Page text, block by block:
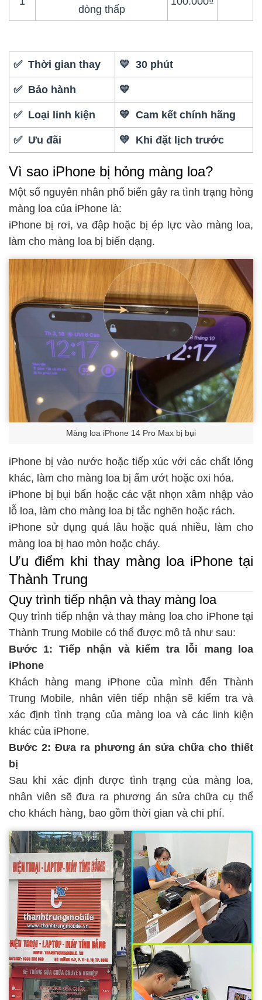
dòng thấp
✅ Thời gian thay 💛 30 phút
✅ Bảo hành 💛
✅ Loại linh kiện 💛 Cam kết chính hãng
✅ Ưu đãi 💛 Khi đặt lịch trước
Vì sao iPhone bị hỏng màng loa?
Một số nguyên nhân phổ biến gây ra tình trạng hỏng
màng loa của iPhone là:
iPhone bị rơi, va đập hoặc bị ép lực vào màng loa,
làm cho màng loa bị biến dạng.
Màng loa iPhone 14 Pro Max bị bụi
iPhone bị vào nước hoặc tiếp xúc với các chất lỏng
khác, làm cho màng loa bị ẩm ướt hoặc oxi hóa.
iPhone bị bụi bẩn hoặc các vật nhọn xâm nhập vào
lỗ loa, làm cho màng loa bị tắc nghẽn hoặc rách.
iPhone sử dụng quá lâu hoặc quá nhiều, làm cho
màng loa bị hao mòn hoặc cháy.
Ưu điểm khi thay màng loa iPhone tại
Thành Trung
Quy trình tiếp nhận và thay màng loa
Quy trình tiếp nhận và thay màng loa cho iPhone tại
Thành Trung Mobile có thể được mô tả như sau:
Bước 1: Tiếp nhận và kiểm tra lỗi mang loa
iPhone
Khách hàng mang iPhone của mình đến Thành
Trung Mobile, nhân viên tiếp nhận sẽ kiểm tra và
xác định tình trạng của màng loa và các linh kiện
khác của iPhone.
Bước 2: Đưa ra phương án sửa chữa cho thiết
bị
Sau khi xác định được tình trạng của màng loa,
nhân viên sẽ đưa ra phương án sửa chữa cụ thể
cho khách hàng, bao gồm thời gian và chi phí.